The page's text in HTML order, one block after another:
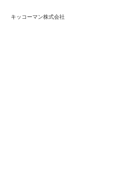
キッコーマン株式会社